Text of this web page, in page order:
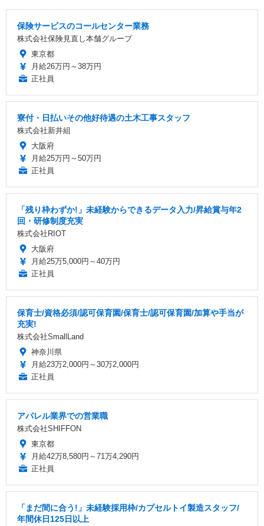
保険サービスのコールセンター業務
株式会社保険見直し本舗グループ
東京都
月給26万円～38万円
正社員
寮付・日払いその他好待遇の土木工事スタッフ
株式会社新井組
大阪府
月給25万円～50万円
正社員
「残り枠わずか!」未経験からできるデータ入力/昇給賞与年2
回・研修制度充実
株式会社RIOT
大阪府
月給25万5,000円～40万円
正社員
保育士/資格必須/認可保育園/保育士/認可保育園/加算や手当が
充実!
株式会社SmallLand
神奈川県
月給23万2,000円～30万2,000円
正社員
アパレル業界での営業職
株式会社SHIFFON
東京都
月給42万8,580円～71万4,290円
正社員
「まだ間に合う!」未経験採用枠/カプセルトイ製造スタッフ/
年間休日125日以上